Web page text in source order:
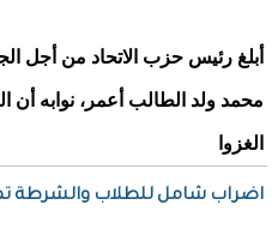
أبلغ رئيس حزب الاتحاد من أجل
محمد ولد الطالب أعمر، نوابه أن
الغزوا
اضراب شامل للطلاب والشرطة